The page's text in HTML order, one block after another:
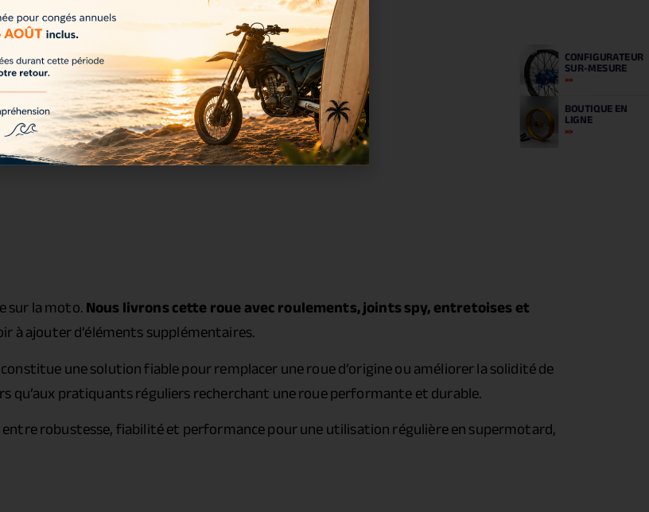
sur la moto.Nous livrons cette roue avec roulements, joints spy, entretoises et
à ajouter d’éléments supplémentaires.
une solution fiable pour remplacer une roue d’origine ou améliorer la solidité de
qu’aux pratiquants réguliers recherchant une roue performante et durable.
robustesse, fiabilité et performance pour une utilisation régulière en supermotard,
CONFIGURATEUR
SUR-MESURE
BOUTIQUEEN
LIGNE